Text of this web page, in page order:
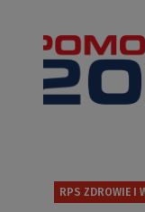
RPS ZDROWIE I